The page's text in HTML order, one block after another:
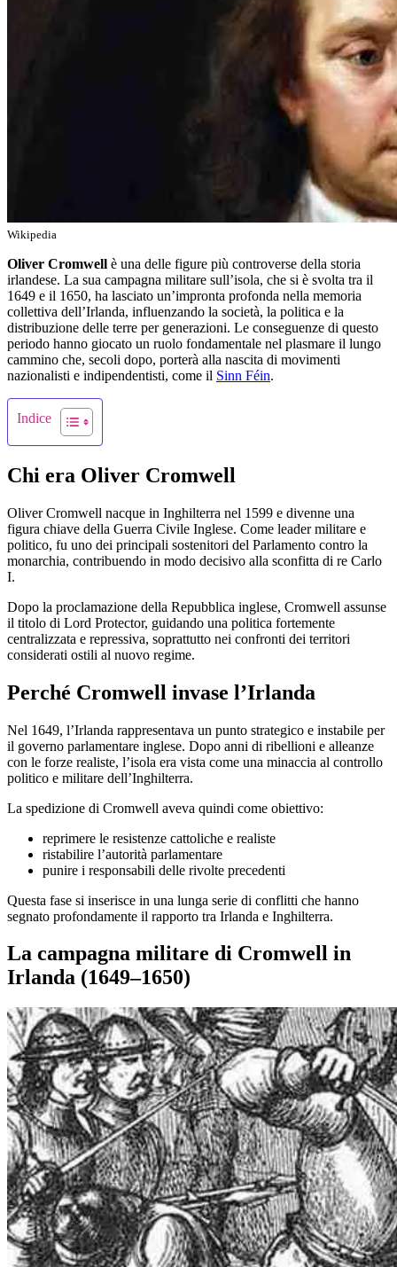
Wikipedia
Oliver Cromwell è una delle figure più controverse della storia
irlandese. La sua campagna militare sull’isola, che si è svolta tra il
1649 e il 1650, ha lasciato un’impronta profonda nella memoria
collettiva dell’Irlanda, influenzando la società, la politica e la
distribuzione delle terre per generazioni. Le conseguenze di questo
periodo hanno giocato un ruolo fondamentale nel plasmare il lungo
cammino che, secoli dopo, porterà alla nascita di movimenti
nazionalisti e indipendentisti, come il Sinn Féin.
Indice
Chi era Oliver Cromwell
Oliver Cromwell nacque in Inghilterra nel 1599 e divenne una
figura chiave della Guerra Civile Inglese. Come leader militare e
politico, fu uno dei principali sostenitori del Parlamento contro la
monarchia, contribuendo in modo decisivo alla sconfitta di re Carlo
I.
Dopo la proclamazione della Repubblica inglese, Cromwell assunse
il titolo di Lord Protector, guidando una politica fortemente
centralizzata e repressiva, soprattutto nei confronti dei territori
considerati ostili al nuovo regime.
Perché Cromwell invase l’Irlanda
Nel 1649, l’Irlanda rappresentava un punto strategico e instabile per
il governo parlamentare inglese. Dopo anni di ribellioni e alleanze
con le forze realiste, l’isola era vista come una minaccia al controllo
politico e militare dell’Inghilterra.
La spedizione di Cromwell aveva quindi come obiettivo:
reprimere le resistenze cattoliche e realiste
ristabilire l’autorità parlamentare
punire i responsabili delle rivolte precedenti
Questa fase si inserisce in una lunga serie di conflitti che hanno
segnato profondamente il rapporto tra Irlanda e Inghilterra.
La campagna militare di Cromwell in
Irlanda (1649–1650)